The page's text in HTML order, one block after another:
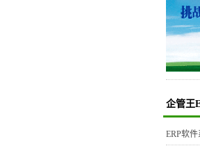
企管王
ERP软